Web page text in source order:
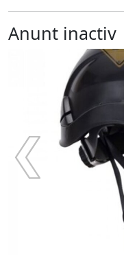
Anunt inactiv